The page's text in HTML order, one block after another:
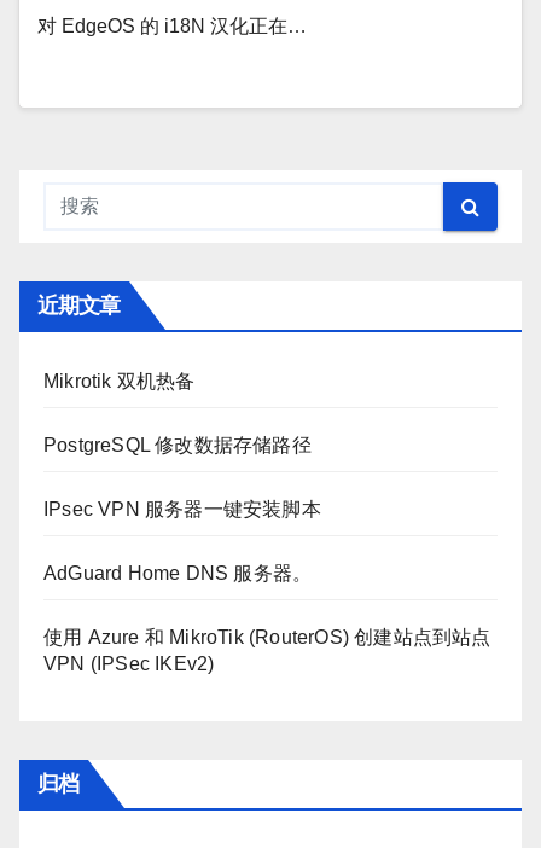
对 EdgeOS 的 i18N 汉化正在…
近期文章
Mikrotik 双机热备
PostgreSQL 修改数据存储路径
IPsec VPN 服务器一键安装脚本
AdGuard Home DNS 服务器。
使用 Azure 和 MikroTik (RouterOS) 创建站点到站点
VPN (IPSec IKEv2)
归档